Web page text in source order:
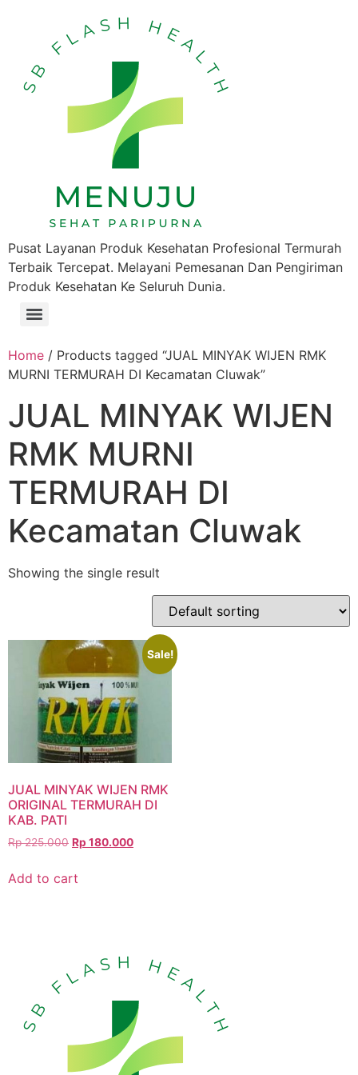
Pusat Layanan Produk Kesehatan Profesional Termurah
Terbaik Tercepat. Melayani Pemesanan Dan Pengiriman
Produk Kesehatan Ke Seluruh Dunia.
Home / Products tagged “JUAL MINYAK WIJEN RMK
MURNI TERMURAH DI Kecamatan Cluwak”
JUAL MINYAK WIJEN
RMK MURNI
TERMURAH DI
Kecamatan Cluwak
Showing the single result
Sale!
JUAL MINYAK WIJEN RMK
ORIGINAL TERMURAH DI
KAB. PATI
Rp225.000 Rp 180.000
Add to cart